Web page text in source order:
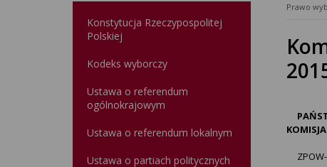
Konstytucja Rzeczypospolitej
Polskiej​
Kodeks wyborczy
Ustawa o referendum
ogólnokrajowym
Ustawa o referendum lokalnym
Ustawa o partiach politycznych
Prawo